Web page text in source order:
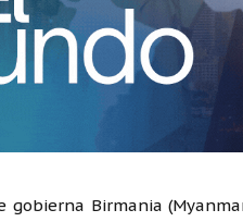
gobierna Birmania